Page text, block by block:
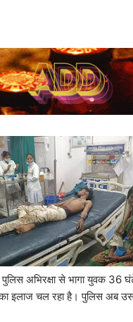
पुलिस अभिरक्षा से भागा युवक
इलाज चल रहा है। पुलिस अब